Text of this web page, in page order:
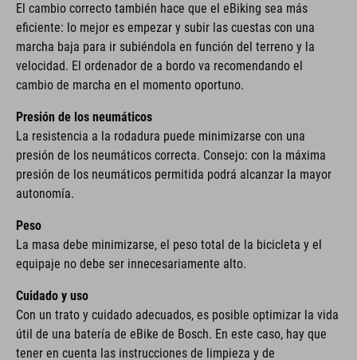
El cambio correcto también hace que el eBiking sea más
eficiente: lo mejor es empezar y subir las cuestas con una
marcha baja para ir subiéndola en función del terreno y la
velocidad. El ordenador de a bordo va recomendando el
cambio de marcha en el momento oportuno.
Presión de los neumáticos
La resistencia a la rodadura puede minimizarse con una
presión de los neumáticos correcta. Consejo: con la máxima
presión de los neumáticos permitida podrá alcanzar la mayor
autonomía.
Peso
La masa debe minimizarse, el peso total de la bicicleta y el
equipaje no debe ser innecesariamente alto.
Cuidado y uso
Con un trato y cuidado adecuados, es posible optimizar la vida
útil de una batería de eBike de Bosch. En este caso, hay que
tener en cuenta las instrucciones de limpieza y de